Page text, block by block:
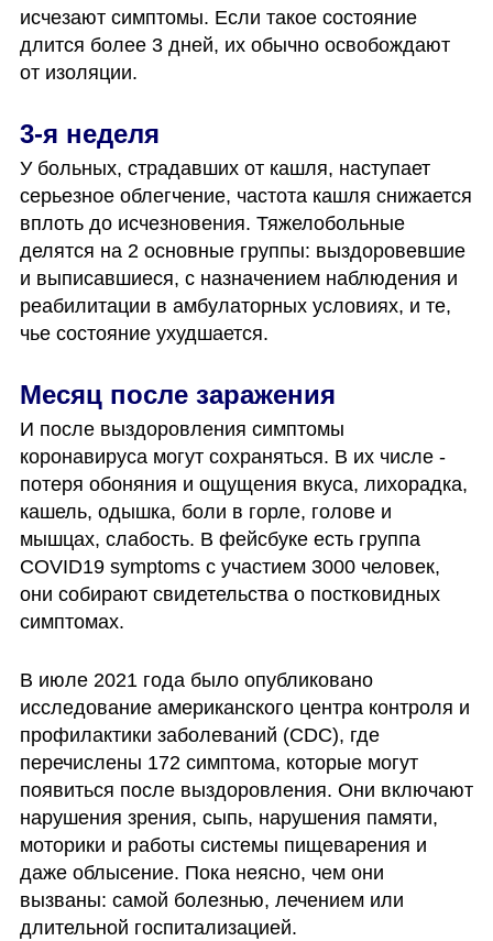
исчезают симптомы. Если такое состояние
длится более 3 дней, их обычно освобождают
от изоляции.
3-я неделя
У больных, страдавших от кашля, наступает
серьезное облегчение, частота кашля снижается
вплоть до исчезновения. Тяжелобольные
делятся на 2 основные группы: выздоровевшие
и выписавшиеся, с назначением наблюдения и
реабилитации в амбулаторных условиях, и те,
чье состояние ухудшается.
Месяц после заражения
И после выздоровления симптомы
коронавируса могут сохраняться. В их числе -
потеря обоняния и ощущения вкуса, лихорадка,
кашель, одышка, боли в горле, голове и
мышцах, слабость. В фейсбуке есть группа
COVID19 symptoms с участием 3000 человек,
они собирают свидетельства о постковидных
симптомах.
В июле 2021 года было опубликовано
исследование американского центра контроля и
профилактики заболеваний (CDC), где
перечислены 172 симптома, которые могут
появиться после выздоровления. Они включают
нарушения зрения, сыпь, нарушения памяти,
моторики и работы системы пищеварения и
даже облысение. Пока неясно, чем они
вызваны: самой болезнью, лечением или
длительной госпитализацией.